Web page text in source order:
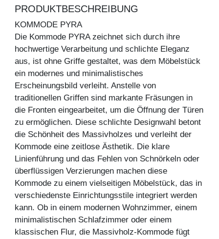
PRODUKTBESCHREIBUNG
KOMMODE PYRA
Die Kommode PYRA zeichnet sich durch ihre
hochwertige Verarbeitung und schlichte Eleganz
aus, ist ohne Griffe gestaltet, was dem Möbelstück
ein modernes und minimalistisches
Erscheinungsbild verleiht. Anstelle von
traditionellen Griffen sind markante Fräsungen in
die Fronten eingearbeitet, um die Öffnung der Türen
zu ermöglichen. Diese schlichte Designwahl betont
die Schönheit des Massivholzes und verleiht der
Kommode eine zeitlose Ästhetik. Die klare
Linienführung und das Fehlen von Schnörkeln oder
überflüssigen Verzierungen machen diese
Kommode zu einem vielseitigen Möbelstück, das in
verschiedenste Einrichtungsstile integriert werden
kann. Ob in einem modernen Wohnzimmer, einem
minimalistischen Schlafzimmer oder einem
klassischen Flur, die Massivholz-Kommode fügt